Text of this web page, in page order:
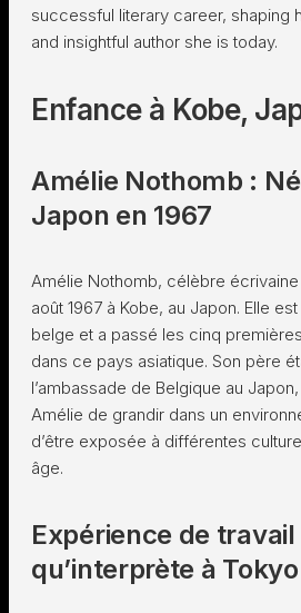
successful literary career, shaping
and insightful author she is today.
Enfance à Kobe,
Amélie Nothomb :
Japon en 1967
Amélie Nothomb, célèbre
août 1967 à Kobe, au Japon. Elle
belge et a passé les cinq
dans ce pays asiatique. Son père
l’ambassade de Belgique au
Amélie de grandir dans un
d’être exposée à différentes
âge.
Expérience de
qu’interprète à Tokyo